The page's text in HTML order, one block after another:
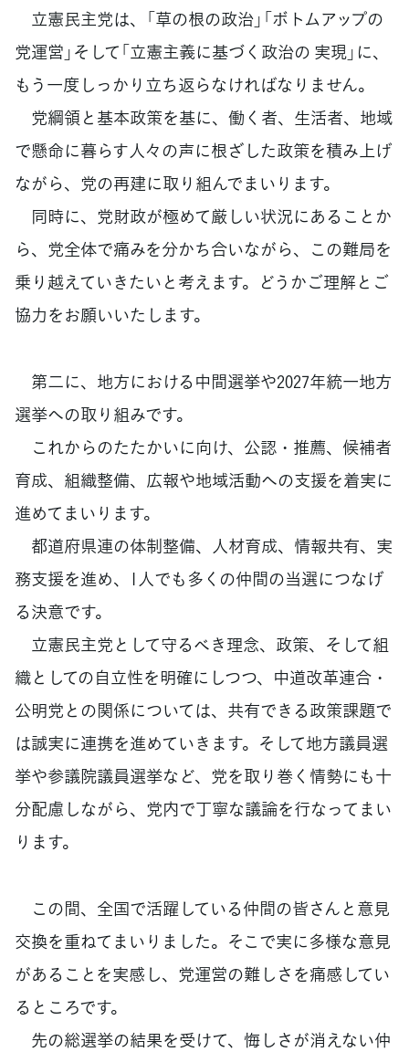
立憲民主党は、「草の根の政治」「ボトムアップの
党運営」そして「立憲主義に基づく政治の 実現」に、
もう一度しっかり立ち返らなければなりません。
党綱領と基本政策を基に、働く者、生活者、地域
で懸命に暮らす人々の声に根ざした政策を積み上げ
ながら、党の再建に取り組んでまいります。
同時に、党財政が極めて厳しい状況にあることか
ら、党全体で痛みを分かち合いながら、この難局を
乗り越えていきたいと考えます。どうかご理解とご
協力をお願いいたします。
第二に、地方における中間選挙や2027年統一地方
選挙への取り組みです。
これからのたたかいに向け、公認・推薦、候補者
育成、組織整備、広報や地域活動への支援を着実に
進めてまいります。
都道府県連の体制整備、人材育成、情報共有、実
務支援を進め、1人でも多くの仲間の当選につなげ
る決意です。
立憲民主党として守るべき理念、政策、そして組
織としての自立性を明確にしつつ、中道改革連合・
公明党との関係については、共有できる政策課題で
は誠実に連携を進めていきます。そして地方議員選
挙や参議院議員選挙など、党を取り巻く情勢にも十
分配慮しながら、党内で丁寧な議論を行なってまい
ります。
この間、全国で活躍している仲間の皆さんと意見
交換を重ねてまいりました。そこで実に多様な意見
があることを実感し、党運営の難しさを痛感してい
るところです。
先の総選挙の結果を受けて、悔しさが消えない仲